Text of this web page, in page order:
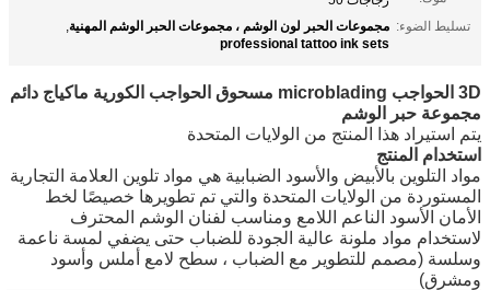
تسليط الضوء: مجموعات الحبر لون الوشم ، مجموعات الحبر الوشم المهنية,
professional tattoo ink sets
3D الحواجب microblading مسحوق الحواجب الكورية ماكياج دائم
مجموعة حبر الوشم
يتم استيراد هذا المنتج من الولايات المتحدة
استخدام المنتج
مواد التلوين بالأبيض والأسود الضبابية هي مواد تلوين العلامة التجارية
المستوردة من الولايات المتحدة والتي تم تطويرها خصيصًا لخط
الأمان الأسود الناعم اللامع ومناسب لفنان الوشم المحترف
لاستخدام مواد ملونة عالية الجودة للضباب حتى يضفي لمسة ناعمة
وسلسة (مصمم للتطوير مع الضباب ، سطح لامع أملس وأسود
ومشرق)